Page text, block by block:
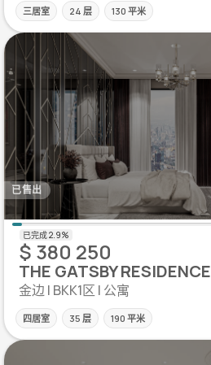
三居室 24 层 130 平米
已售出
$ 380 250
THE GATSBY RESIDENCE
金边 | BKK1区 | 公寓
四居室 35 层 190 平米